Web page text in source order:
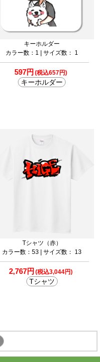
キーホルダー
カラー数：1 | サイズ数： 1
597円 (税込657円)
キーホルダー
Tシャツ（赤）
カラー数：53 | サイズ数： 13
2,767円 (税込3,044円)
Tシャツ